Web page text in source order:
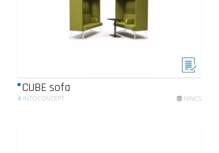
CUBE sofa
# INTOCONCEPT NINCS